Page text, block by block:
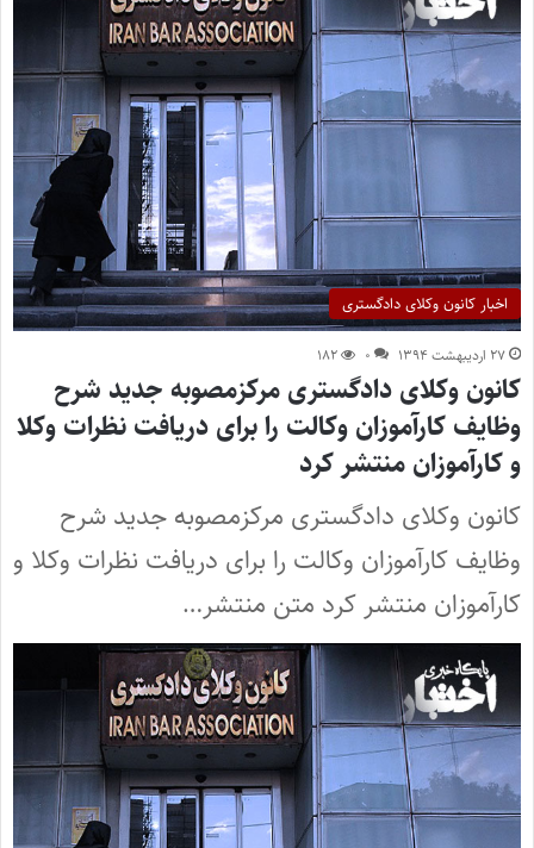
اخبار کانون وکلای دادگستری
۲۷ اردیبهشت ۱۳۹۴ ۰ ۱۸۲
کانون وکلای دادگستری مرکزمصوبه جدید شرح
وظایف کارآموزان وکالت را برای دریافت نظرات وکلا
و کارآموزان منتشر کرد
کانون وکلای دادگستری مرکزمصوبه جدید شرح
وظایف کارآموزان وکالت را برای دریافت نظرات وکلا و
کارآموزان منتشر کرد متن منتشر…